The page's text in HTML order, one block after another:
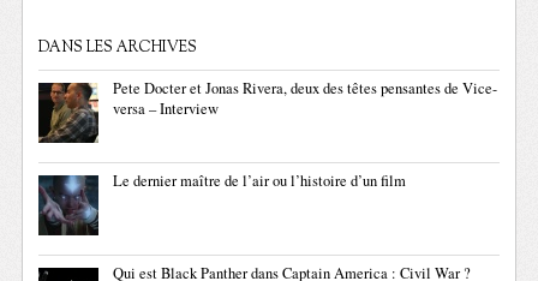
DANS LES ARCHIVES
Pete Docter et Jonas Rivera, deux des têtes pensantes de Vice-
versa – Interview
Le dernier maître de l’air ou l’histoire d’un film
Qui est Black Panther dans Captain America : Civil War ?